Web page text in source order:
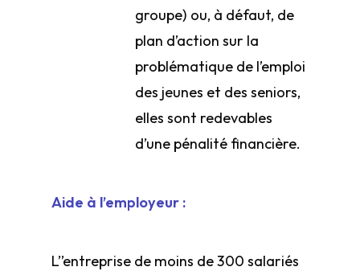
groupe) ou, à défaut, de
plan d’action sur la
problématique de l’emploi
des jeunes et des seniors,
elles sont redevables
d’une pénalité financière.
Aide à l’employeur :
L’’entreprise de moins de 300 salariés